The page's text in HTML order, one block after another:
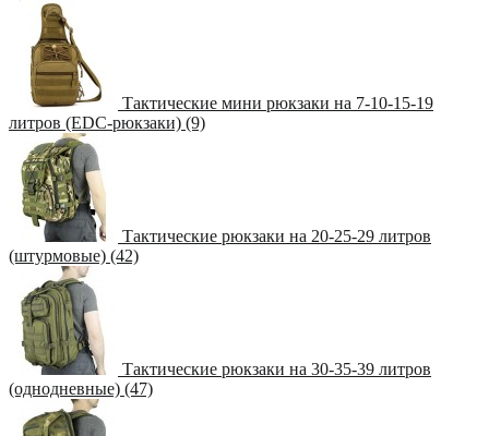
Тактические мини рюкзаки на 7-10-15-19
литров (EDC-рюкзаки) (9)
Тактические рюкзаки на 20-25-29 литров
(штурмовые) (42)
Тактические рюкзаки на 30-35-39 литров
(однодневные) (47)